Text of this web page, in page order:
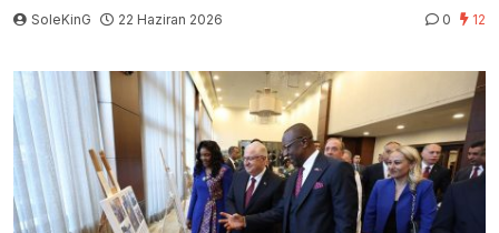
SoleKinG 22 Haziran 2026 0 12